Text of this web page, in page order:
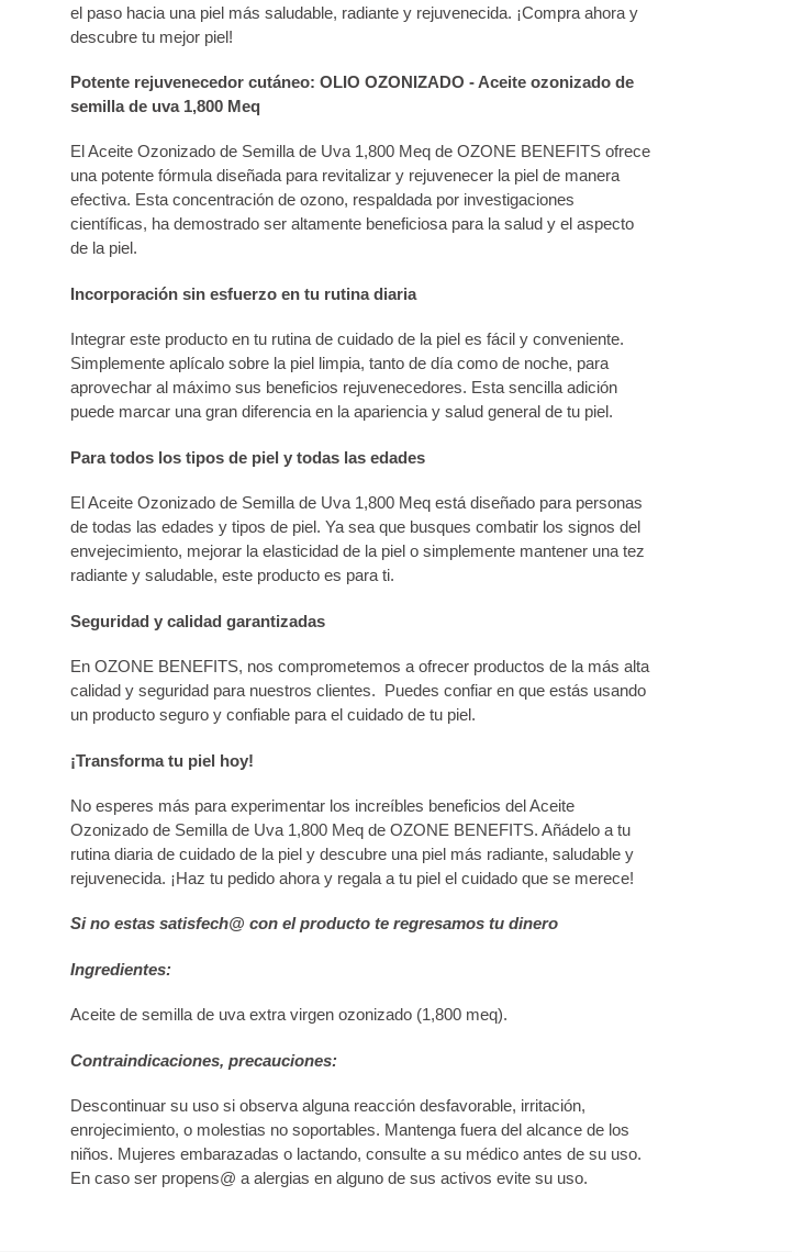
el paso hacia una piel más saludable, radiante y rejuvenecida. ¡Compra ahora y
descubre tu mejor piel!
Potente rejuvenecedor cutáneo: OLIO OZONIZADO - Aceite ozonizado de
semilla de uva 1,800 Meq
El Aceite Ozonizado de Semilla de Uva 1,800 Meq de OZONE BENEFITS ofrece
una potente fórmula diseñada para revitalizar y rejuvenecer la piel de manera
efectiva. Esta concentración de ozono, respaldada por investigaciones
científicas, ha demostrado ser altamente beneficiosa para la salud y el aspecto
de la piel.
Incorporación sin esfuerzo en tu rutina diaria
Integrar este producto en tu rutina de cuidado de la piel es fácil y conveniente.
Simplemente aplícalo sobre la piel limpia, tanto de día como de noche, para
aprovechar al máximo sus beneficios rejuvenecedores. Esta sencilla adición
puede marcar una gran diferencia en la apariencia y salud general de tu piel.
Para todos los tipos de piel y todas las edades
El Aceite Ozonizado de Semilla de Uva 1,800 Meq está diseñado para personas
de todas las edades y tipos de piel. Ya sea que busques combatir los signos del
envejecimiento, mejorar la elasticidad de la piel o simplemente mantener una tez
radiante y saludable, este producto es para ti.
Seguridad y calidad garantizadas
En OZONE BENEFITS, nos comprometemos a ofrecer productos de la más alta
calidad y seguridad para nuestros clientes. Puedes confiar en que estás usando
un producto seguro y confiable para el cuidado de tu piel.
¡Transforma tu piel hoy!
No esperes más para experimentar los increíbles beneficios del Aceite
Ozonizado de Semilla de Uva 1,800 Meq de OZONE BENEFITS. Añádelo a tu
rutina diaria de cuidado de la piel y descubre una piel más radiante, saludable y
rejuvenecida. ¡Haz tu pedido ahora y regala a tu piel el cuidado que se merece!
Si no estas satisfech@ con el producto te regresamos tu dinero
Ingredientes:
Aceite de semilla de uva extra virgen ozonizado (1,800 meq).
Contraindicaciones, precauciones:
Descontinuar su uso si observa alguna reacción desfavorable, irritación,
enrojecimiento, o molestias no soportables. Mantenga fuera del alcance de los
niños. Mujeres embarazadas o lactando, consulte a su médico antes de su uso.
En caso ser propens@ a alergias en alguno de sus activos evite su uso.